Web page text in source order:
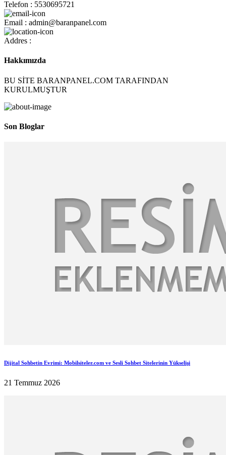
Telefon : 5530695721
Email : admin@baranpanel.com
Addres :
Hakkımızda
BU SİTE BARANPANEL.COM TARAFINDAN
KURULMUŞTUR
Son Bloglar
Dijital Sohbetin Evrimi: Mobilsiteler.com ve Sesli Sohbet Sitelerinin Yükselişi
21 Temmuz 2026